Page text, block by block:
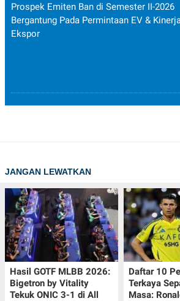
Prospek Emiten Ban di Semester II-2026
Bergantung Pada Permintaan EV &
Ekspor
JANGAN LEWATKAN
Hasil GOTF MLBB 2026:
Bigetron by Vitality
Tekuk ONIC 3-1 di All
Daftar 10
Terkaya
Masa: